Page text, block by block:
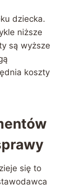
dziecka.
niższe
są wyższe
koszty
się to